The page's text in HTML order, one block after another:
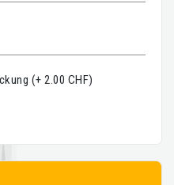
(+ 2.00 CHF)